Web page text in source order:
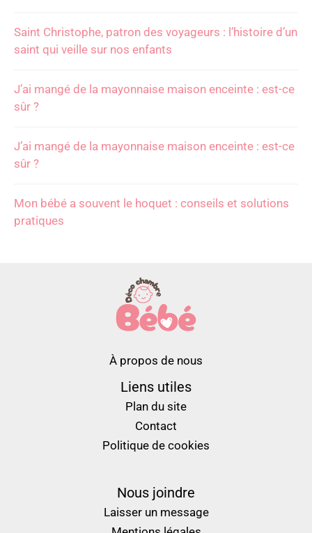
Saint Christophe, patron des voyageurs : l’histoire d’un
saint qui veille sur nos enfants
J’ai mangé de la mayonnaise maison enceinte : est-ce
sûr ?
J’ai mangé de la mayonnaise maison enceinte : est-ce
sûr ?
Mon bébé a souvent le hoquet : conseils et solutions
pratiques
À propos de nous
Liens utiles
Plan du site
Contact
Politique de cookies
Nous joindre
Laisser un message